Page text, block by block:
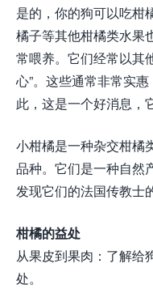
是的，你的狗可以吃柑
橘子等其他柑橘类水果
常喂养。它们经常以其
心”。这些通常非常实
此，这是一个好消息，
小柑橘是一种杂交柑橘
品种。它们是一种自然
发现它们的法国传教士
柑橘的益处
从果皮到果肉：了解给
处。